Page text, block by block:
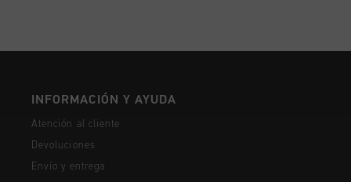
INFORMACIÓN Y AYUDA
Atención al cliente
Devoluciones
Envío y entrega